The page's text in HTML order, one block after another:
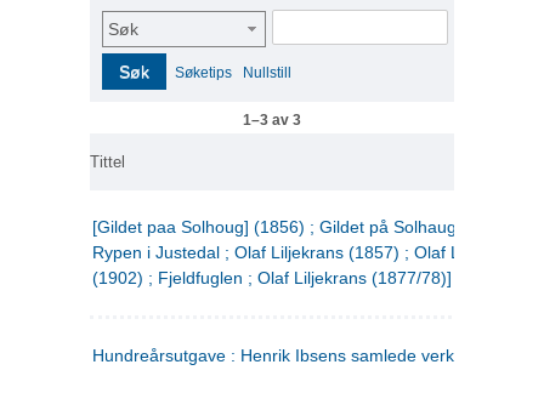
Søk
Søk Søketips Nullstill
1–3 av 3
Tittel
[Gildet paa Solhoug] (1856) ; Gildet på Solhaug (1883) ;
Rypen i Justedal ; Olaf Liljekrans (1857) ; Olaf Liljekrans
(1902) ; Fjeldfuglen ; Olaf Liljekrans (1877/78)]
Hundreårsutgave : Henrik Ibsens samlede verker. 3